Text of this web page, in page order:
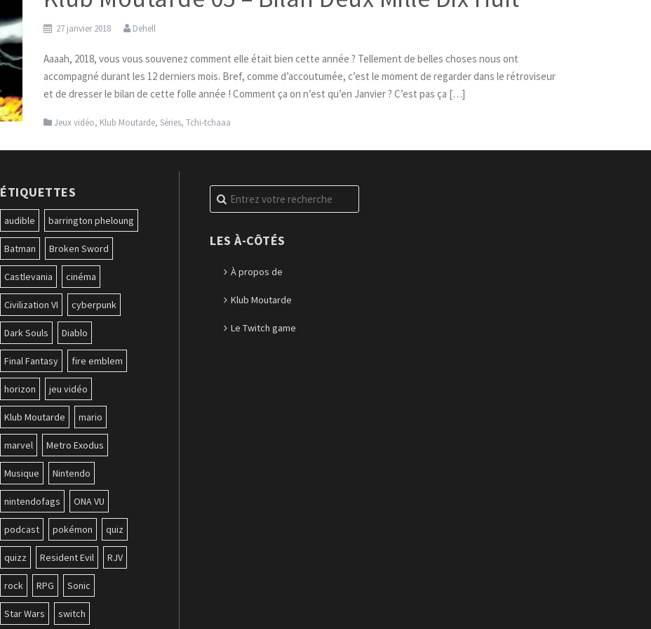
27 janvier 2018 Dehell
Aaaah, 2018, vous vous souvenez comment elle était bien cette année ? Tellement de belles choses nous ont
accompagné durant les 12 derniers mois. Bref, comme d’accoutumée, c’est le moment de regarder dans le rétroviseur
et de dresser le bilan de cette folle année ! Comment ça on n’est qu’en Janvier ? C’est pas ça […]
Jeux vidéo, Klub Moutarde, Séries, Tchi-tchaaa
ÉTIQUETTES
audible barrington pheloung
Batman Broken Sword
Castlevania cinéma
Civilization VI cyberpunk
Dark Souls Diablo
Final Fantasy fire emblem
horizon jeu vidéo
Klub Moutarde mario
marvel Metro Exodus
Musique Nintendo
nintendofags ONA VU
podcast pokémon quiz
quizz Resident Evil RJV
rock RPG Sonic
Star Wars switch
Recherche
pour
LES À-CÔTÉS
À propos de
Klub Moutarde
Le Twitch game